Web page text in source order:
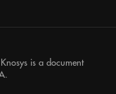
Knosys is a document